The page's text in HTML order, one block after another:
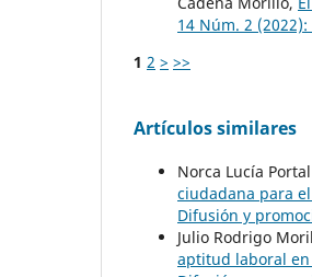
14 Núm. 2
1 2 > >>
Artículos similares
Norca Lucía
ciudadana para
Difusión y
Julio Rodrigo
aptitud laboral